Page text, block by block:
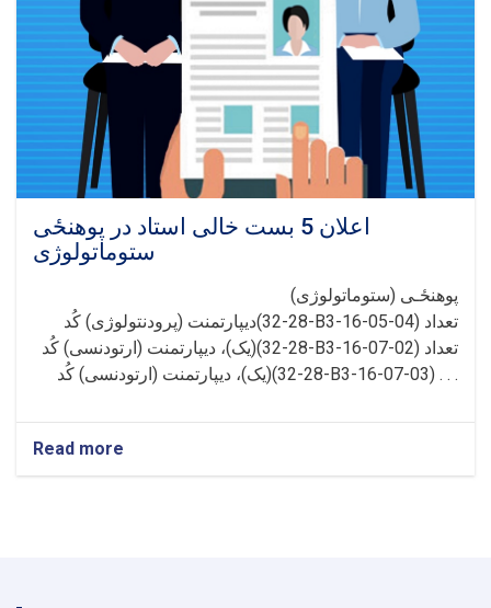
اعلان 5 بست خالی استاد در پوهنځی
ستوماتولوژی
پوهنځـی (ستوماتولوژی)
دیپارتمنت (پرودنتولوژی) کُد(28-32-B3-16-05-04) تعداد
(یک)، دیپارتمنت (ارتودنسی) کُد(28-32-B3-16-07-02) تعداد
(یک)، دیپارتمنت (ارتودنسی) کُد(28-32-B3-16-07-03) . . .
Read more
اعلان